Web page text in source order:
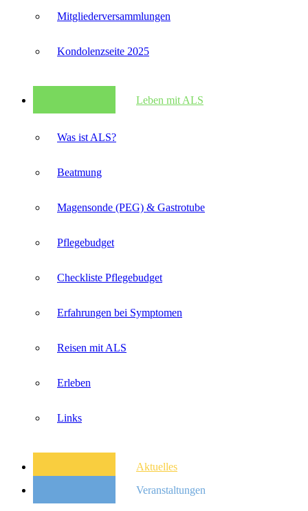
Mitglieder­versammlungen
Kondolenzseite 2025
Leben mit ALS
Was ist ALS?
Beatmung
Magensonde (PEG) & Gastrotube
Pflegebudget
Checkliste Pflegebudget
Erfahrungen bei Symptomen
Reisen mit ALS
Erleben
Links
Aktuelles
Veranstaltungen